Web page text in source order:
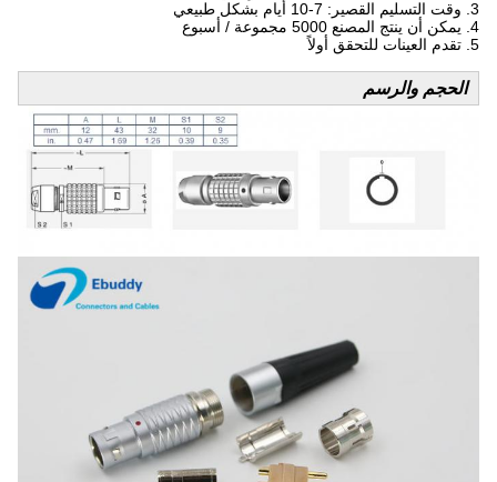
3. وقت التسليم القصير: 7-10 أيام بشكل طبيعي
4. يمكن أن ينتج المصنع 5000 مجموعة / أسبوع
5. تقدم العينات للتحقق أولاً
الحجم والرسم